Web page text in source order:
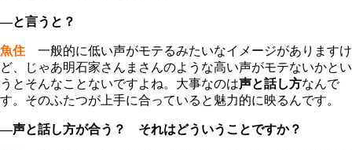
―と言うと？
魚住 一般的に低い声がモテるみたいなイメージがありますけ
ど、じゃあ明石家さんまさんのような高い声がモテないかとい
うとそんなことないですよね。大事なのは声と話し方なんで
す。そのふたつが上手に合っていると魅力的に映るんです。
―声と話し方が合う？ それはどういうことですか？